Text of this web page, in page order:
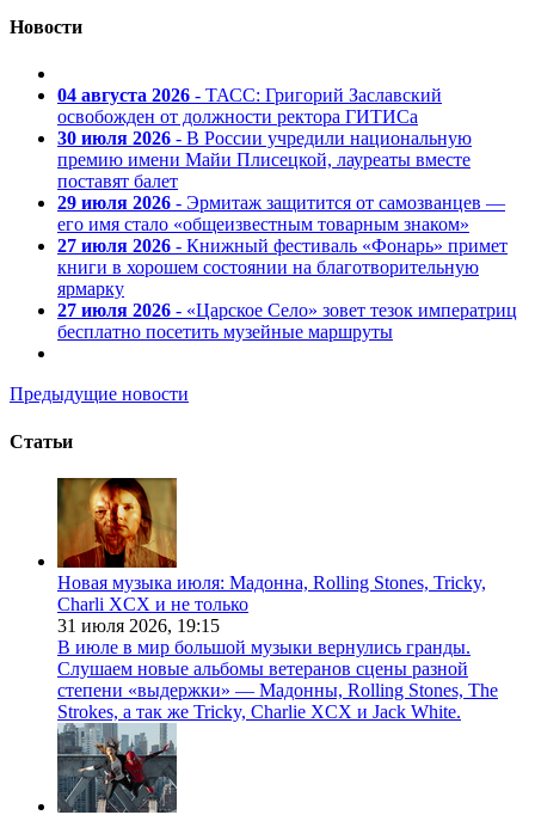
Новости
04 августа 2026 - ТАСС: Григорий Заславский
освобожден от должности ректора ГИТИСа
30 июля 2026 - В России учредили национальную
премию имени Майи Плисецкой, лауреаты вместе
поставят балет
29 июля 2026 - Эрмитаж защитится от самозванцев —
его имя стало «общеизвестным товарным знаком»
27 июля 2026 - Книжный фестиваль «Фонарь» примет
книги в хорошем состоянии на благотворительную
ярмарку
27 июля 2026 - «Царское Село» зовет тезок императриц
бесплатно посетить музейные маршруты
Предыдущие новости
Статьи
Новая музыка июля: Мадонна, Rolling Stones, Tricky,
Charli XCX и не только
31 июля 2026, 19:15
В июле в мир большой музыки вернулись гранды.
Слушаем новые альбомы ветеранов сцены разной
степени «выдержки» — Мадонны, Rolling Stones, The
Strokes, а так же Tricky, Charlie XCX и Jack White.